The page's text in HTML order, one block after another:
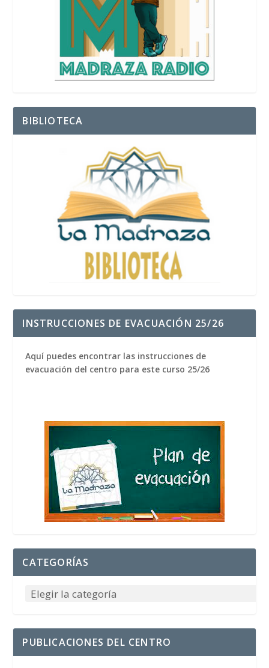
BIBLIOTECA
INSTRUCCIONES DE EVACUACIÓN 25/26
Aquí puedes encontrar las instrucciones de
evacuación del centro para este curso 25/26
CATEGORÍAS
PUBLICACIONES DEL CENTRO